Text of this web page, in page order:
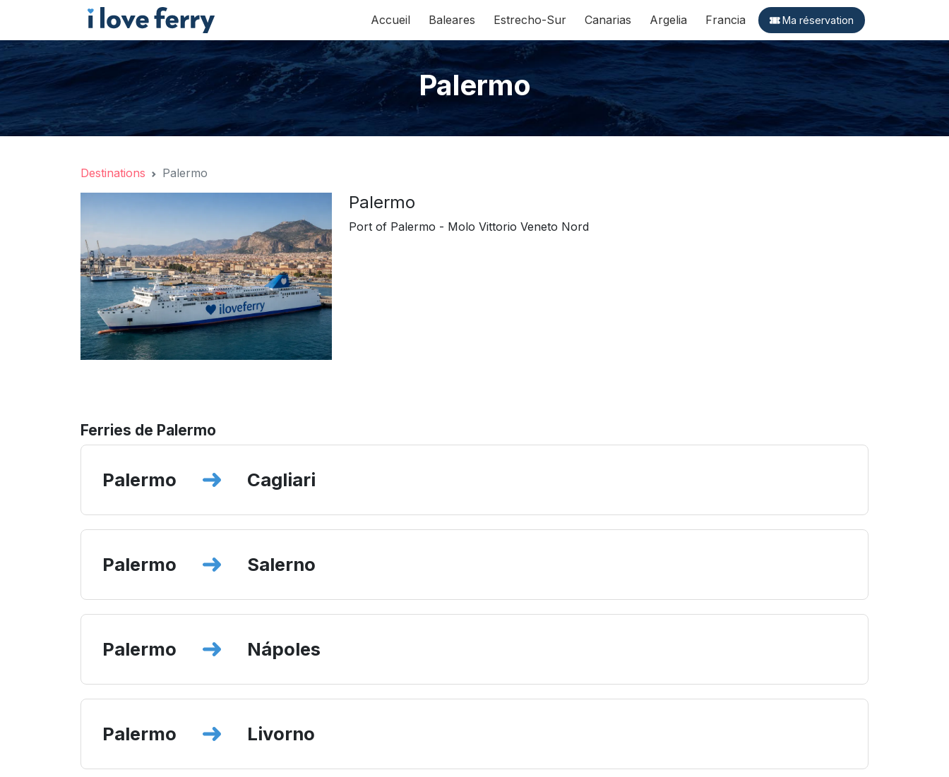
Accueil Baleares Estrecho-Sur Canarias Argelia Francia Ma réservation
Palermo
Destinations Palermo
Palermo
Port of Palermo - Molo Vittorio Veneto Nord
Ferries de Palermo
Palermo Cagliari
Palermo Salerno
Palermo Nápoles
Palermo Livorno